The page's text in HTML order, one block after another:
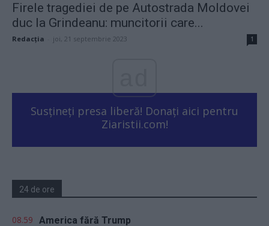
Firele tragediei de pe Autostrada Moldovei
duc la Grindeanu: muncitorii care...
Redacţia joi, 21 septembrie 2023 1
Susțineți presa liberă! Donați aici pentru
Ziaristii.com!
24 de ore
08.59 America fără Trump